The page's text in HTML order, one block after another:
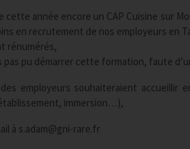
cette année encore un CAP Cuisine sur
en recrutement de nos employeurs en
rénumérés,
pas pu démarrer cette formation, faute
employeurs souhaiteraient
immersion…),
à s.adam@gni-rare.fr